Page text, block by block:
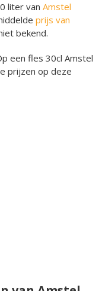
liter van Amstel
prijs van
bekend.
een fles 30cl Amstel
prijzen op deze